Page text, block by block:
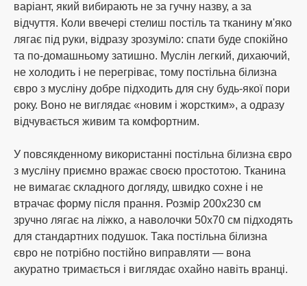
Увага! У нас відбулися зміни щодо
надсилання товару. Ми тепер надсилаємо
замовлення тричі на тиждень, а саме
понеділок, середа та субота. Дякую за
розуміння!
Способи оплати
оплата готівкою при самовивезенні за
адресою м. Одеса ринок 7км;
оплата банківським чи поштовим
переказом;
розрахунок за допомогою картки
Приватбанку;
розрахунок при отриманні поштою.
(накладений платіж із передоплатою 10%
від суми замовлення, але не менше 200
грн.)
варіант, який вибирають не за гучну назву, а за
відчуття. Коли ввечері стелиш постіль та тканину м'яко
лягає під руки, відразу зрозуміло: спати буде спокійно
та по-домашньому затишно. Муслін легкий, дихаючий,
не холодить і не перегріває, тому постільна білизна
євро з мусліну добре підходить для сну будь-якої пори
року. Воно не виглядає «новим і жорстким», а одразу
відчувається живим та комфортним.
У повсякденному використанні постільна білизна євро
з мусліну приємно вражає своєю простотою. Тканина
не вимагає складного догляду, швидко сохне і не
втрачає форму після прання. Розмір 200х230 см
зручно лягає на ліжко, а наволочки 50х70 см підходять
для стандартних подушок. Така постільна білизна
євро не потрібно постійно виправляти — вона
акуратно тримається і виглядає охайно навіть вранці.